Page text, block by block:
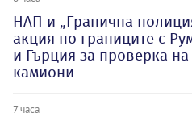
НАП и „Гранична
акция по границите с
и Гърция за проверка на
камиони
7 часа